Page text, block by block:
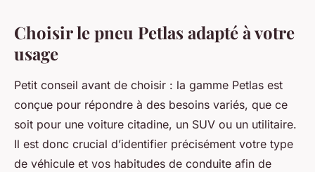
Choisir le pneu Petlas adapté à votre
usage
Petit conseil avant de choisir : la gamme Petlas est
conçue pour répondre à des besoins variés, que ce
soit pour une voiture citadine, un SUV ou un utilitaire.
Il est donc crucial d’identifier précisément votre type
de véhicule et vos habitudes de conduite afin de